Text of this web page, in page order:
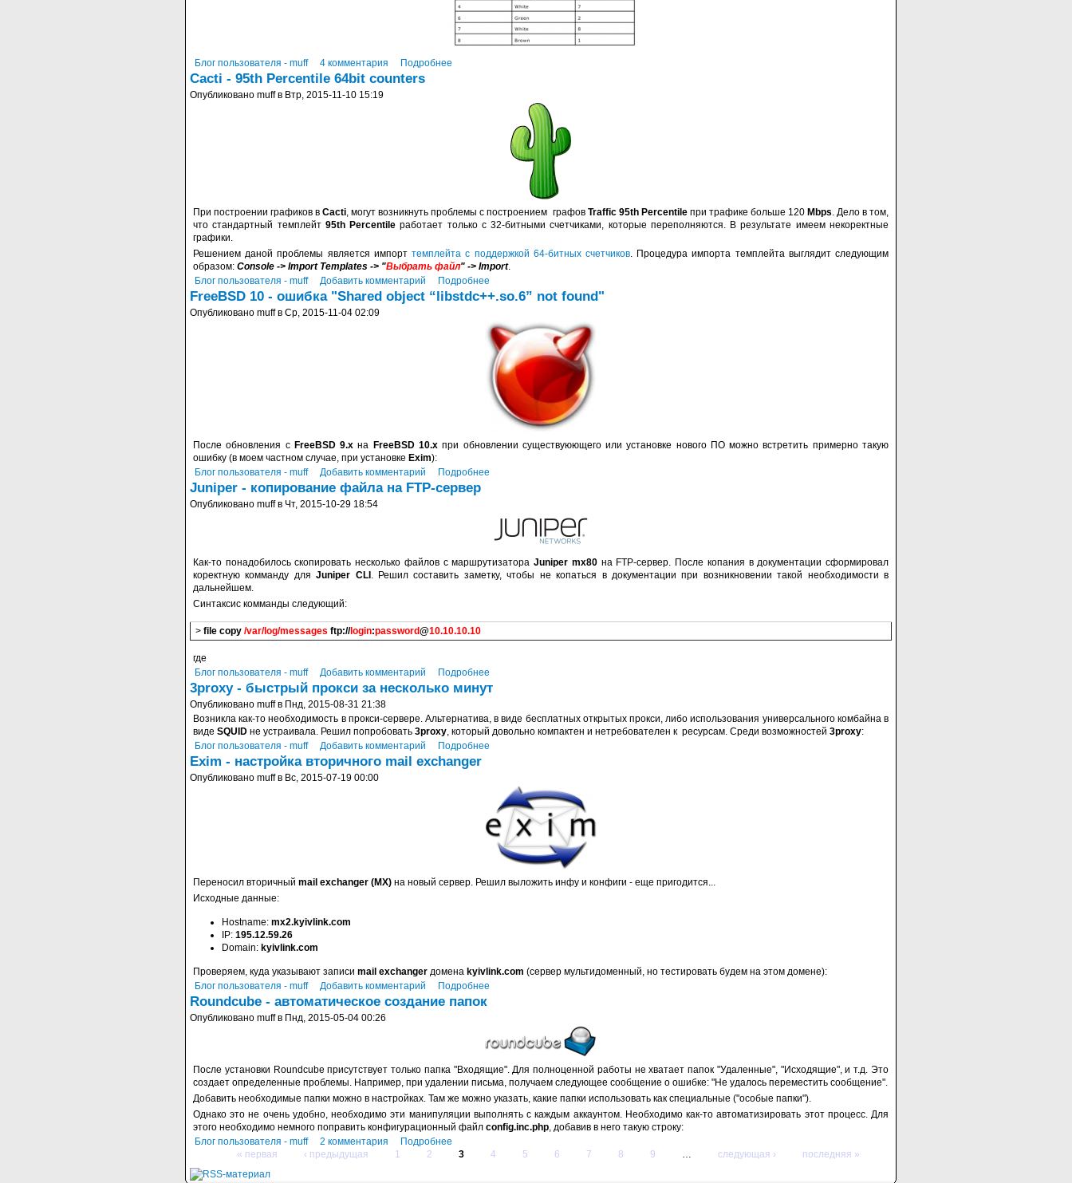
Блог пользователя - muff 4 комментария Подробнее
Cacti - 95th Percentile 64bit counters
Опубликовано muff в Втр, 2015-11-10 15:19
При построении графиков вCacti, могут возникнуть проблемы с построением графов Traffic 95th Percentileпри трафике больше 120 Mbps. Дело в том,
что стандартный темплейт 95th Percentile работает только с 32-битными счетчиками, которые переполняются. В результате имеем некоректные
графики.
Решением даной проблемы является импорттемплейта с поддержкой 64-битных счетчиков. Процедура импорта темплейта выглядит следующим
образом: Console -> Import Templates -> "Выбрать файл" -> Import.
Блог пользователя - muff
Добавить комментарий Подробнее
FreeBSD 10 - ошибка "Shared object “libstdc++.so.6” not found"
Опубликовано muff в Ср, 2015-11-04 02:09
После обновления с FreeBSD 9.x на FreeBSD 10.xпри обновлении существуюющего или установке нового ПО можно встретить примерно такую
ошибку (в моем частном случае, при установке Exim):
Блог пользователя - muff
Добавить комментарий Подробнее
Juniper - копирование файла на FTP-сервер
Опубликовано muff в Чт, 2015-10-29 18:54
Как-то понадобилось скопировать несколько файлов с маршрутизатораJuniper mx80на FTP-сервер. После копания в документации сформировал
коректную комманду дляJuniper CLI . Решил составить заметку, чтобы не копаться в документации при возникновении такой необходимости в
дальнейшем.
Синтаксис комманды следующий:
> file copy /var/log/messages ftp://login:password@10.10.10.10
где
Блог пользователя - muff
Добавить комментарий Подробнее
3proxy - быстрый прокси за несколько минут
Опубликовано muff в Пнд, 2015-08-31 21:38
Возникла как-то необходимость в прокси-сервере. Альтернатива, в виде бесплатных открытых прокси, либо использования универсального комбайна в
виде SQUID не устраивала. Решил попробовать 3proxy, который довольно компактен и нетребователен к ресурсам. Среди возможностей 3proxy:
Блог пользователя - muff
Добавить комментарий Подробнее
Exim - настройка вторичного mail exchanger
Опубликовано muff в Вс, 2015-07-19 00:00
Переносил вторичный mail exchanger (MX) на новый сервер. Решил выложить инфу и конфиги - еще пригодится...
Исходные данные:
Hostname: mx2.kyivlink.com
IP: 195.12.59.26
Domain: kyivlink.com
Проверяем, куда указывают записи mail exchanger домена kyivlink.com (сервер мультидоменный, но тестировать будем на этом домене):
Блог пользователя - muff
Добавить комментарий Подробнее
Roundcube - автоматическое создание папок
Опубликовано muff в Пнд, 2015-05-04 00:26
После установки Roundcube присутствует только папка "Входящие". Для полноценной работы не хватает папок "Удаленные", "Исходящие", и т.д. Это
создает определенные проблемы. Например, при удалении письма, получаем следующее сообщение о ошибке: "Не удалось переместить сообщение".
Добавить необходимые папки можно в настройках. Там же можно указать, какие папки использовать как специальные ("особые папки").
Однако это не очень удобно, необходимо эти манипуляции выполнять с каждым аккаунтом. Необходимо как-то автоматизировать этот процесс. Для
этого необходимо немного поправить конфигурационный файл config.inc.php, добавив в него такую строку:
Блог пользователя - muff
2 комментария
Подробнее
« первая
‹ предыдущая 1 2 3 4 5 6 7 8 9 … следующая › последняя »